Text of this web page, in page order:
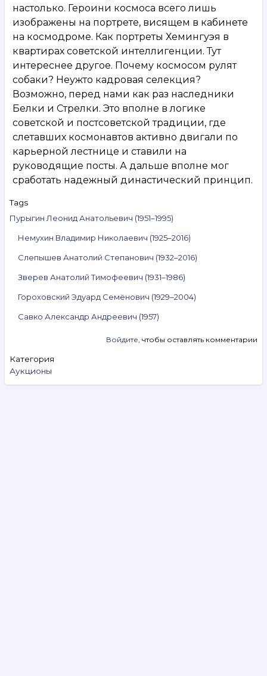
настолько. Героини космоса всего лишь
изображены на портрете, висящем в кабинете
на космодроме. Как портреты Хемингуэя в
квартирах советской интеллигенции. Тут
интереснее другое. Почему космосом рулят
собаки? Неужто кадровая селекция?
Возможно, перед нами как раз наследники
Белки и Стрелки. Это вполне в логике
советской и постсоветской традиции, где
слетавших космонавтов активно двигали по
карьерной лестнице и ставили на
руководящие посты. А дальше вполне мог
сработать надежный династический принцип.
Tags
Пурыгин Леонид Анатольевич (1951–1995)
Немухин Владимир Николаевич (1925–2016)
Слепышев Анатолий Степанович (1932–2016)
Зверев Анатолий Тимофеевич (1931–1986)
Гороховский Эдуард Семёнович (1929–2004)
Савко Александр Андреевич (1957)
Войдите , чтобы оставлять комментарии
Категория
Аукционы